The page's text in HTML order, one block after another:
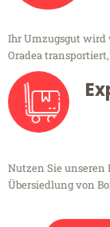
Ihr Umzugsgut
Oradea
Nutzen Sie
Übersiedlung von